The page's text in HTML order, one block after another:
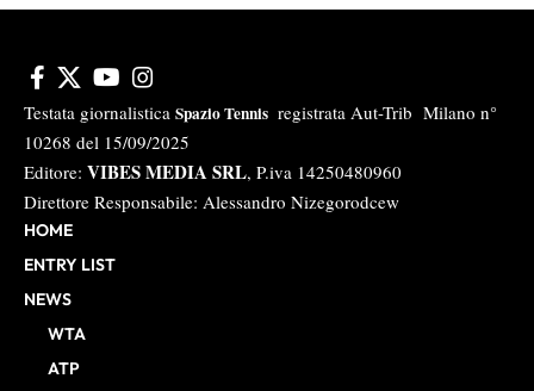
Testata giornalistica Spazio Tennis registrata Aut-Trib Milano n°
10268 del 15/09/2025
Editore: VIBES MEDIA SRL, P.iva 14250480960
Direttore Responsabile: Alessandro Nizegorodcew
HOME
ENTRY LIST
NEWS
WTA
ATP